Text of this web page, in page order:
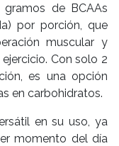
gramos de BCAAs
por porción, que
muscular y
Con solo 2
es una opción
en carbohidratos.
en su uso, ya
momento del día